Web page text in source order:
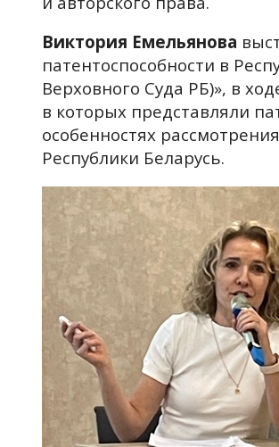
Виктория Емельянова
патентоспособности в
Верховного Суда РБ)», в
в которых представляли
особенностях
Республики Беларусь.